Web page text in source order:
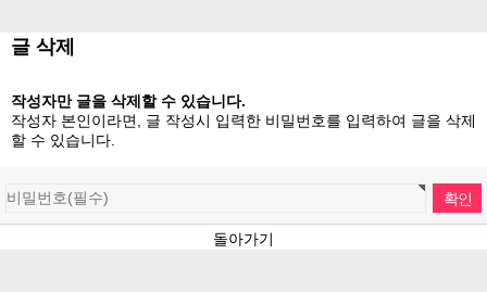
글 삭제
작성자만 글을 삭제할 수 있습니다.
작성자 본인이라면, 글 작성시 입력한 비밀번호를 입력하여 글을 삭제
할 수 있습니다.
돌아가기